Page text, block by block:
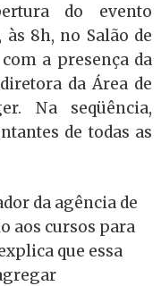
do evento
8h, no Salão de
a presença da
da Área de
Na seqüência,
de todas as
da agência de
aos cursos para
que essa